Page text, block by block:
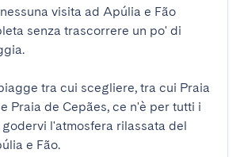
visita ad Apúlia e Fão
senza trascorrere un po' di
tra cui scegliere, tra cui Praia
Praia de Cepães, ce n'è per tutti i
godervi l'atmosfera rilassata del
e Fão.